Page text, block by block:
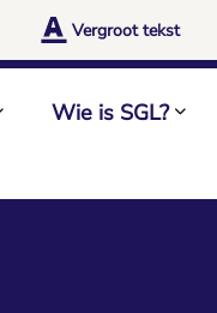
Vergroot tekst
Wie is SGL?